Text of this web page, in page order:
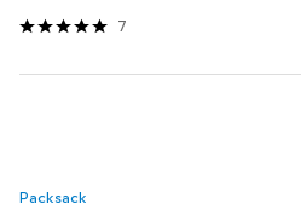
7
Packsack